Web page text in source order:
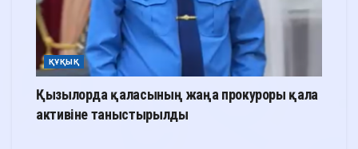
ҚҰҚЫҚ
Қызылорда қаласының жаңа прокуроры қала
активіне таныстырылды